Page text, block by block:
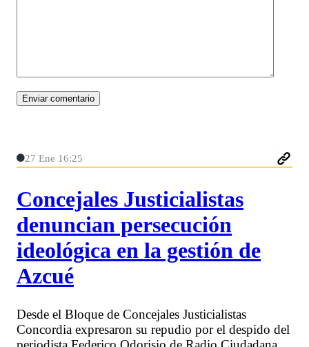
27 Ene 16:25
Concejales Justicialistas
denuncian persecución
ideológica en la gestión de
Azcué
Desde el Bloque de Concejales Justicialistas
Concordia expresaron su repudio por el despido del